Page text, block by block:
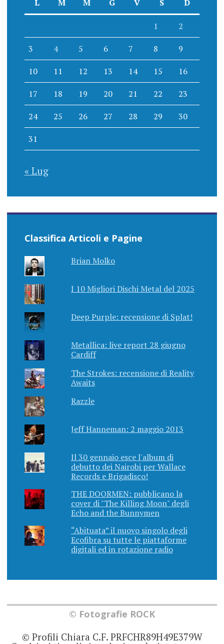
L
M M G V S D
1 2
3 4 5 6 7 8 9
10 11 12 13 14 15 16
17 18 19 20 21 22 23
24 25 26 27 28 29 30
31
« Lug
Classifica Articoli e Pagine
Brian Molko
I 10 Migliori Dischi Metal del 2025
Deep Purple: recensione di Splat!
Metallica: live report 28 giugno
Cardiff
The Strokes: recensione di Reality
Awaits
Razzle
Jeff Hanneman: 2 maggio 2013
Il 30 gennaio esce l'album di
debutto dei Nairobi per Wallace
Records e Brigadisco!
THE DOORMEN: pubblicano la
cover di "The Killing Moon" degli
Echo and the Bunnymen
“Abituata” il nuovo singolo degli
Ecofibra su tutte le piattaforme
digitali ed in rotazione radio
© Fotografie ROCK
© Profili Chiara C.F. PRFCHR89H49E379W